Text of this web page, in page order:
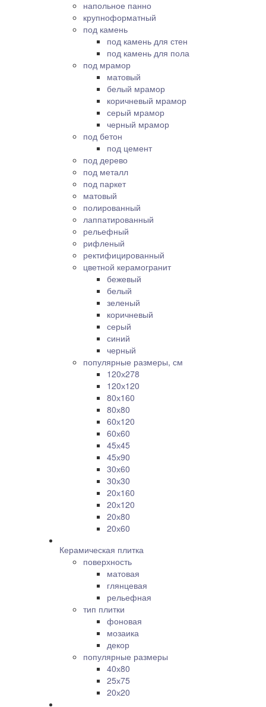
напольное панно
крупноформатный
под камень
под камень для стен
под камень для пола
под мрамор
матовый
белый мрамор
коричневый мрамор
серый мрамор
черный мрамор
под бетон
под цемент
под дерево
под металл
под паркет
матовый
полированный
лаппатированный
рельефный
рифленый
ректифицированный
цветной керамогранит
бежевый
белый
зеленый
коричневый
серый
синий
черный
популярные размеры, см
120х278
120х120
80х160
80х80
60х120
60х60
45х45
45х90
30х60
30х30
20х160
20х120
20х80
20х60
Керамическая плитка
поверхность
матовая
глянцевая
рельефная
тип плитки
фоновая
мозаика
декор
популярные размеры
40х80
25х75
20х20